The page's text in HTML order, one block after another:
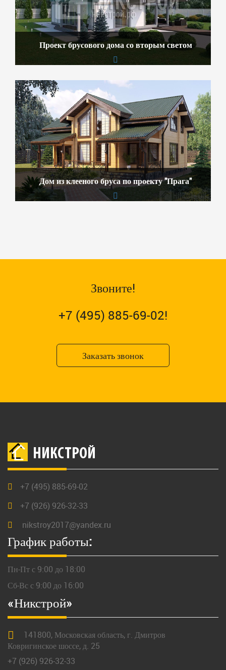
Проект брусового дома со вторым светом
Дом из клееного бруса по проекту "Прага"
Звоните!
+7 (495) 885-69-02!
Заказать звонок
НИКСТРОЙ
+7 (495) 885-69-02
+7 (926) 926-32-33
nikstroy2017@yandex.ru
График работы:
Пн-Пт с 9:00 до 18:00
Сб-Вс с 9:00 до 16:00
«Никстрой»
141800, Московская область, г. Дмитров
Ковригинское шоссе, д. 25
+7 (926) 926-32-33